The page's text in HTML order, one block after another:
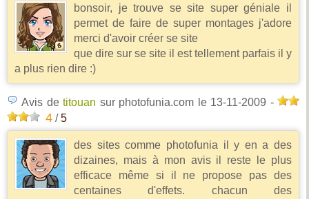
bonsoir, je trouve se site super géniale il
permet de faire de super montages j'adore
merci d'avoir créer se site
que dire sur se site il est tellement parfais il y
a plus rien dire :)
Avis detitouan sur photofunia.com le 13-11-2009 -
4 /5
des sites comme photofunia il y en a des
dizaines, mais à mon avis il reste le plus
efficace même si il ne propose pas des
centaines d'effets. chacun des